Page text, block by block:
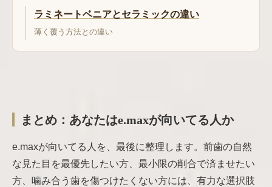
ラミネートベニアとセラミックの違い
薄く覆う方法との違い
まとめ：あなたはe.maxが向いてる人か
e.maxが向いてる人を、最後に整理します。前歯の自然
な見た目を最優先したい方、最小限の削合で済ませたい
方、噛み合う歯を傷つけたくない方には、有力な選択肢